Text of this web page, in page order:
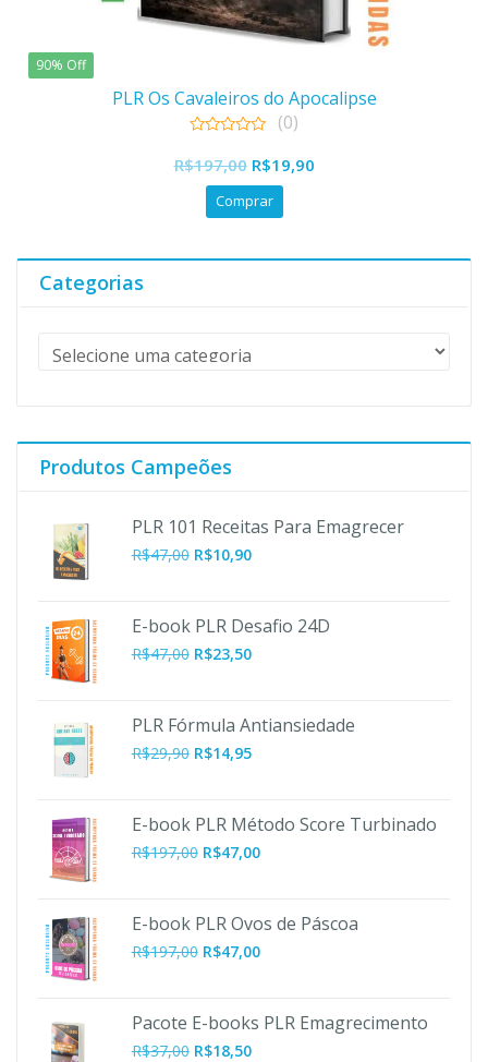
90% Off
PLR Os Cavaleiros do Apocalipse
out
of
(0)
R$197,00 O
preço
original
R$197,00.
R$19,90O
R$19,90.
Comprar
Categorias
Produtos Campeões
PLR 101 Receitas Para Emagrecer
R$47,00 O
era:
R$47,00.
R$10,90O
é:
R$10,90.
E-book PLR Desafio 24D
R$47,00 R$23,50
PLR Fórmula Antiansiedade
R$29,90 R$14,95
E-book PLR Método Score Turbinado
R$197,00 O
era:
R$197,00.
R$47,00O
é:
R$47,00.
E-book PLR Ovos de Páscoa
R$197,00 O
era:
R$197,00.
R$47,00O
é:
Pacote E-books PLR Emagrecimento
R$37,00 R$18,50